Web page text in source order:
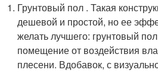
Грунтовый пол . Такая
дешевой и простой, но ее
желать лучшего: грунтовый
помещение от воздействия
плесени. Вдобавок, с